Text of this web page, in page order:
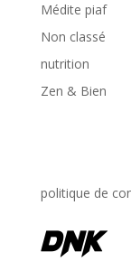
Médite piaf
Non classé
nutrition
Zen & Bien
politique de